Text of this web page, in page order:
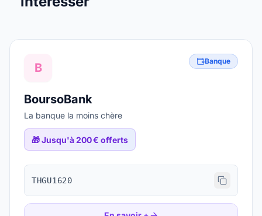
B Banque
BoursoBank
La banque la moins chère
🎁Jusqu'à 200 € offerts
THGU1620